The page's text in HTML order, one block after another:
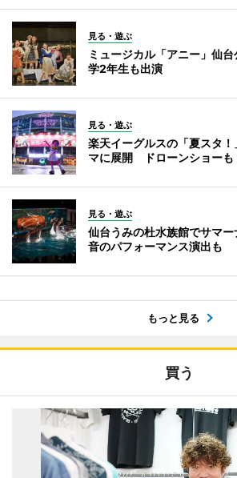
見る・遊ぶ
ミュージカル「アニー」仙
学2年生も出演
見る・遊ぶ
楽天イーグルスの「夏スタ
マに展開 ドローンショーも
見る・遊ぶ
仙台うみの杜水族館でサマ
音のパフォーマンス演出も
もっと見る
買う